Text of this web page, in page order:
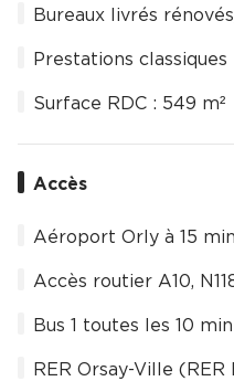
Bureaux livrés
Prestations classiques
Surface RDC : 549 m²
Accès
Aéroport Orly à 15 min
Accès routier A10,
Bus 1 toutes les 10 min
RER Orsay-Ville (RER